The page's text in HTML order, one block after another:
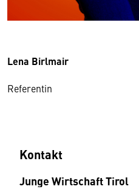
Lena Birlmair
Referentin
Kontakt
Junge Wirtschaft Tirol